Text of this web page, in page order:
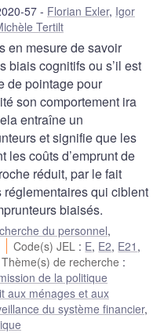
57 Florian Exler, Igor
Tertilt
en mesure de savoir
biais cognitifs ou s’il est
de pointage pour
son comportement ira
entraîne un
et signifie que les
les coûts d’emprunt de
réduit, par le fait
réglementaires qui ciblent
biaisés.
du personnel,
Code(s) JEL : E, E2, E21 ,
Thème(s) de recherche :
de la politique
aux ménages et aux
du système financier,